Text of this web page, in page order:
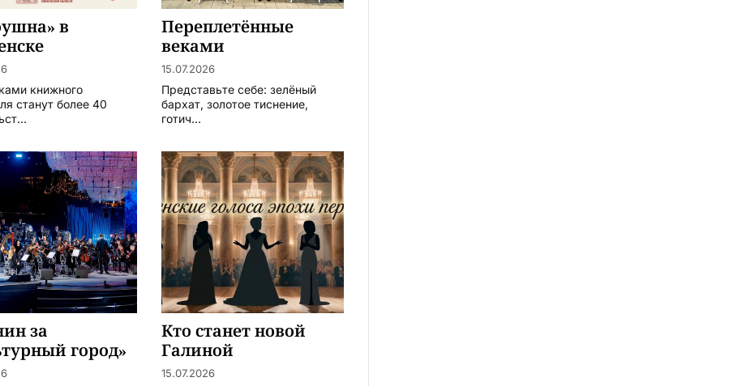
в
книжного
станут более 40
Переплетённые
веками
15.07.2026
Представьте себе: зелёный
бархат, золотое тиснение,
готич...
за
город»
Кто станет новой
Галиной
Вишневской?
15.07.2026